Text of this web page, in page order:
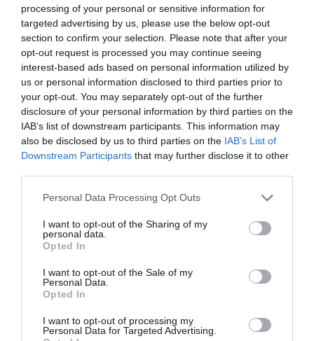
processing of your personal or sensitive information for
targeted advertising by us, please use the below opt-out
section to confirm your selection. Please note that after your
opt-out request is processed you may continue seeing
interest-based ads based on personal information utilized by
us or personal information disclosed to third parties prior to
your opt-out. You may separately opt-out of the further
disclosure of your personal information by third parties on the
IAB’s list of downstream participants. This information may
also be disclosed by us to third parties on the IAB’s List of
Downstream Participants that may further disclose it to other
Please note that this website/app uses one or more Google
not limited to your visit or usage behaviour. You may click to
grant or deny consent to Google and its third-party tags to
use your data for below specified purposes in below Google
consent section.
Personal Data Processing Opt Outs
I want to opt-out of the Sharing of my
personal data.
Opted In
I want to opt-out of the Sale of my
Personal Data.
Opted In
I want to opt-out of processing my
Personal Data for Targeted Advertising.
ΡΟΗ ΕΙΔΗΣΕΩΝ
Το χρηματοδοτούμενο
από την ΕΕ έργο “The
Gaming Police”
ενισχύει την ασφάλεια
των παιδιών στο
διαδίκτυο
31.07.2026
ΑΑΔΕ: Διευκρινίσεις
για τα πρόστιμα σε
αφορούν τους ΦΗΜ
Σ. Καλαφάτης: «Η
Τεχνητή Νοημοσύνη
δεν είναι απλώς μια
μια νέα βιομηχανική
επανάσταση»
31.07.2026
Νέος οδηγός του ΕΚΤ
για τη χρηματοδότηση
των ελληνικών